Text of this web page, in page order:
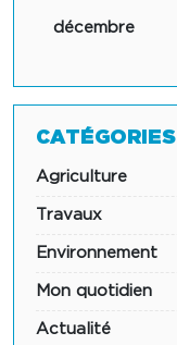
décembre
CATÉGORIES
Agriculture
Travaux
Environnement
Mon quotidien
Actualité